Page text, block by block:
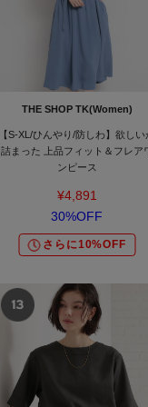
THE SHOP TK(Women)
【S-XL/ひんやり/防しわ】欲しい
詰まった 上品フィット＆フレア
ンピース
¥4,891
30%OFF
さらに10%OFF